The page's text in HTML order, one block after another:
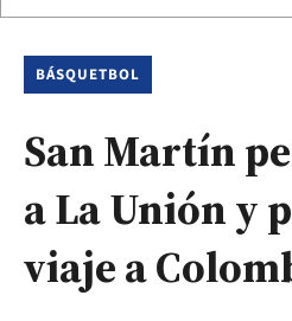
BÁSQUETBOL
San Martín
a La Unión y
viaje a